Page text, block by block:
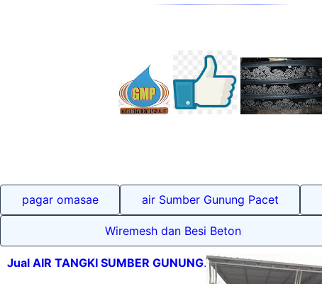
pagar omasae air Sumber Gunung Pacet
Wiremesh dan Besi Beton
Jual AIR TANGKI SUMBER GUNUNG.